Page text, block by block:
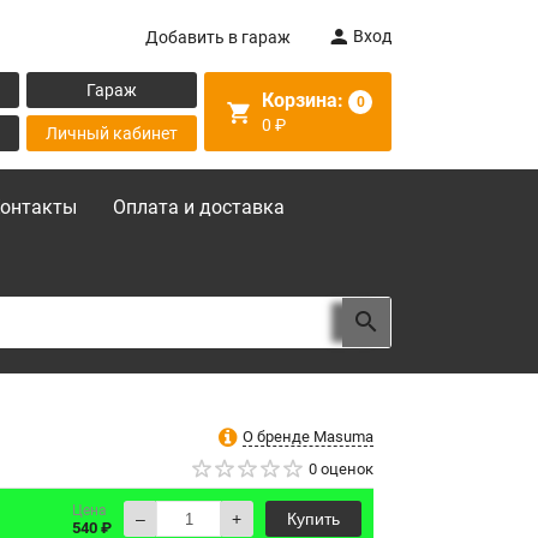
Добавить в гараж Вход
Гараж
Личный кабинет
Корзина: 0
0 ₽
Оплата и доставка
О бренде Masuma
0 оценок
Цена
540 ₽ – + Купить